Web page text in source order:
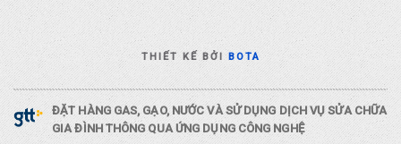
THIẾT KẾ BỞIBOTA
ĐẶT HÀNG GAS, GẠO, NƯỚC VÀ SỬ DỤNG DỊCH VỤ SỬA CHỮA
GIA ĐÌNH THÔNG QUA ỨNG DỤNG CÔNG NGHỆ